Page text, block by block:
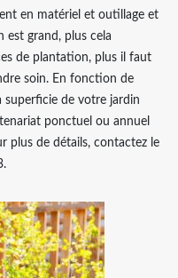
en matériel et outillage et
est grand, plus cela
de plantation, plus il faut
soin. En fonction de
superficie de votre jardin
ponctuel ou annuel
plus de détails, contactez le